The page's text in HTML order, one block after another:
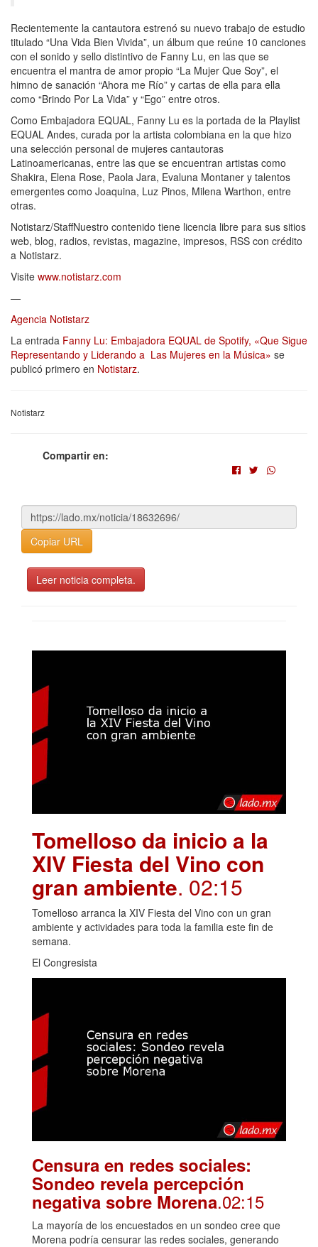
Recientemente la cantautora estrenó su nuevo trabajo de estudio
titulado “Una Vida Bien Vivida”, un álbum que reúne 10 canciones
con el sonido y sello distintivo de Fanny Lu, en las que se
encuentra el mantra de amor propio “La Mujer Que Soy”, el
himno de sanación “Ahora me Río” y cartas de ella para ella
como “Brindo Por La Vida” y “Ego” entre otros.
Como Embajadora EQUAL, Fanny Lu es la portada de la Playlist
EQUAL Andes, curada por la artista colombiana en la que hizo
una selección personal de mujeres cantautoras
Latinoamericanas, entre las que se encuentran artistas como
Shakira, Elena Rose, Paola Jara, Evaluna Montaner y talentos
emergentes como Joaquina, Luz Pinos, Milena Warthon, entre
otras.
Notistarz/StaffNuestro contenido tiene licencia libre para sus sitios
web, blog, radios, revistas, magazine, impresos, RSS con crédito
a Notistarz.
Visite www.notistarz.com
—
Agencia Notistarz
La entrada Fanny Lu: Embajadora EQUAL de Spotify, «Que Sigue
Representando y Liderando a Las Mujeres en la Música» se
publicó primero en Notistarz.
Notistarz
Compartir en:
Copiar URL
Leer noticia completa.
Tomelloso da inicio a la
XIV Fiesta del Vino con
gran ambiente. 02:15
Tomelloso arranca la XIV Fiesta del Vino con un gran
ambiente y actividades para toda la familia este fin de
semana.
El Congresista
Censura en redes sociales:
Sondeo revela percepción
negativa sobre Morena.02:15
La mayoría de los encuestados en un sondeo cree que
Morena podría censurar las redes sociales, generando